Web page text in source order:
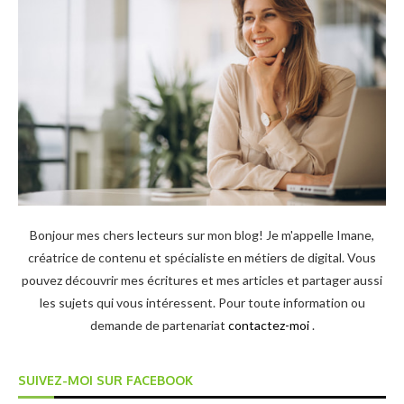
Bonjour mes chers lecteurs sur mon blog! Je m'appelle Imane,
créatrice de contenu et spécialiste en métiers de digital. Vous
pouvez découvrir mes écritures et mes articles et partager aussi
les sujets qui vous intéressent. Pour toute information ou
demande de partenariat contactez-moi.
SUIVEZ-MOI SUR FACEBOOK